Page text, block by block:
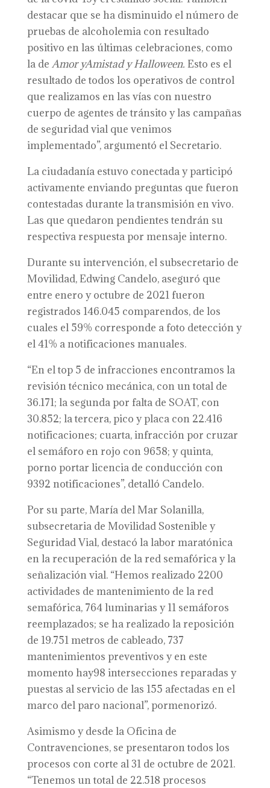
destacar que se ha disminuido el número de
pruebas de alcoholemia con resultado
positivo en las últimas celebraciones, como
la de AmoryAmistad y Halloween. Esto es el
resultado de todos los operativos de control
que realizamos en las vías con nuestro
cuerpo de agentes de tránsito y las campañas
de seguridad vial que venimos
implementado”, argumentó el Secretario.
La ciudadanía estuvo conectada y participó
activamente enviando preguntas que fueron
contestadas durante la transmisión en vivo.
Las que quedaron pendientes tendrán su
respectiva respuesta por mensaje interno.
Durante su intervención, el subsecretario de
Movilidad, Edwing Candelo, aseguró que
entre enero y octubre de 2021 fueron
registrados 146.045 comparendos, de los
cuales el 59% corresponde a foto detección y
el 41% a notificaciones manuales.
“En el top 5 de infracciones encontramos la
revisión técnico mecánica, con un total de
36.171; la segunda por falta de SOAT, con
30.852; la tercera, pico y placa con 22.416
notificaciones; cuarta, infracción por cruzar
el semáforo en rojo con 9658; y quinta,
porno portar licencia de conducción con
9392 notificaciones”, detalló Candelo.
Por su parte, María del Mar Solanilla,
subsecretaria de Movilidad Sostenible y
Seguridad Vial, destacó la labor maratónica
en la recuperación de la red semafórica y la
señalización vial. “Hemos realizado 2200
actividades de mantenimiento de la red
semafórica, 764 luminarias y 11 semáforos
reemplazados; se ha realizado la reposición
de 19.751 metros de cableado, 737
mantenimientos preventivos y en este
momento hay98 intersecciones reparadas y
puestas al servicio de las 155 afectadas en el
marco del paro nacional”, pormenorizó.
Asimismo y desde la Oficina de
Contravenciones, se presentaron todos los
procesos con corte al 31 de octubre de 2021.
“Tenemos un total de 22.518 procesos